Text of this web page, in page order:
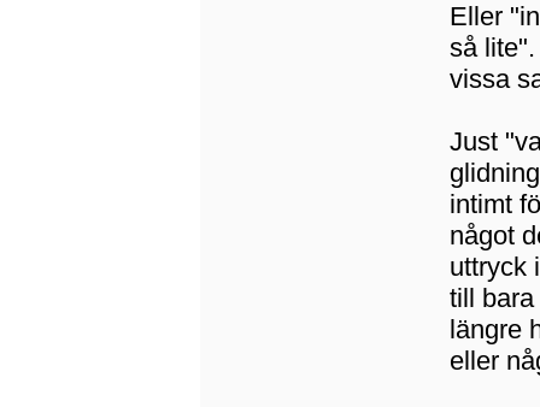
Eller
så
vissa
Just
intimt
något
uttryck
till
längre
eller